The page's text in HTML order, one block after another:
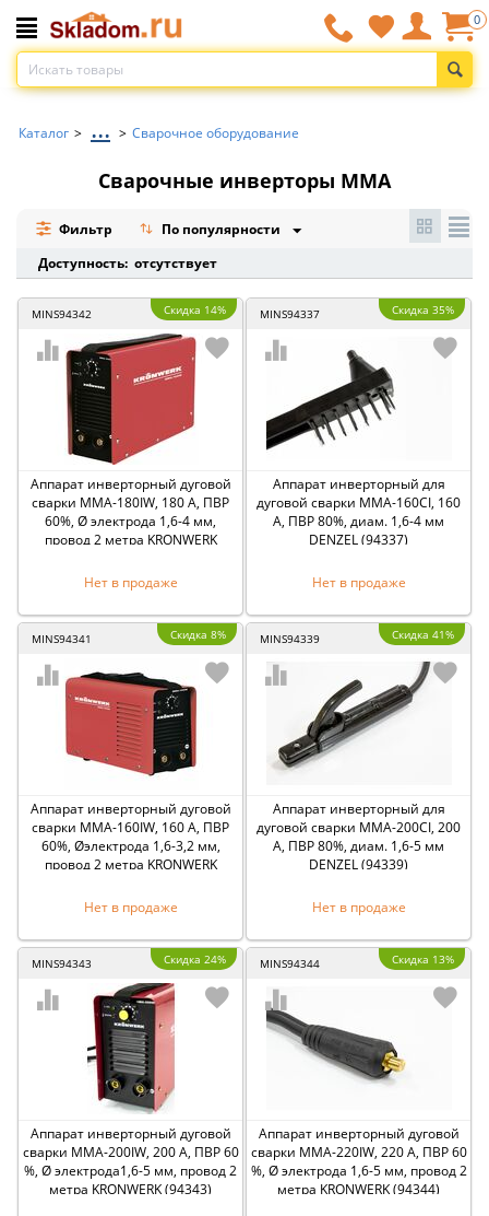
0
Каталог > ... > Сварочное оборудование
Сварочные инверторы ММА
Фильтр
По популярности
Доступность: отсутствует
MINS94342 Скидка 14%
Аппарат инверторный дуговой
сварки ММА-180IW, 180 А, ПВР
60%, Ø электрода 1,6-4 мм,
провод 2 метра KRONWERK
Нет в продаже
MINS94337 Скидка 35%
Аппарат инверторный для
дуговой сварки ММА-160CI, 160
А, ПВР 80%, диам. 1,6-4 мм
DENZEL (94337)
Нет в продаже
MINS94341 Скидка 8%
Аппарат инверторный дуговой
сварки ММА-160IW, 160 А, ПВР
60%, Øэлектрода 1,6-3,2 мм,
провод 2 метра KRONWERK
Нет в продаже
MINS94339 Скидка 41%
Аппарат инверторный для
дуговой сварки ММА-200CI, 200
А, ПВР 80%, диам. 1,6-5 мм
DENZEL (94339)
Нет в продаже
MINS94343 Скидка 24%
Аппарат инверторный дуговой
сварки ММА-200IW, 200 А, ПВР 60
%, Ø электрода1,6-5 мм, провод 2
метра KRONWERK (94343)
MINS94344 Скидка 13%
Аппарат инверторный дуговой
сварки ММА-220IW, 220 А, ПВР 60
%, Ø электрода 1,6-5 мм, провод 2
метра KRONWERK (94344)